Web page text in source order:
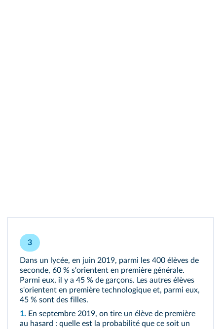
3
Dans un lycée, en juin 2019, parmi les 400 élèves de
seconde, 60 % s'orientent en première générale.
Parmi eux, il y a 45 % de garçons. Les autres élèves
s'orientent en première technologique et, parmi eux,
45 % sont des filles.
1. En septembre 2019, on tire un élève de première
au hasard : quelle est la probabilité que ce soit un